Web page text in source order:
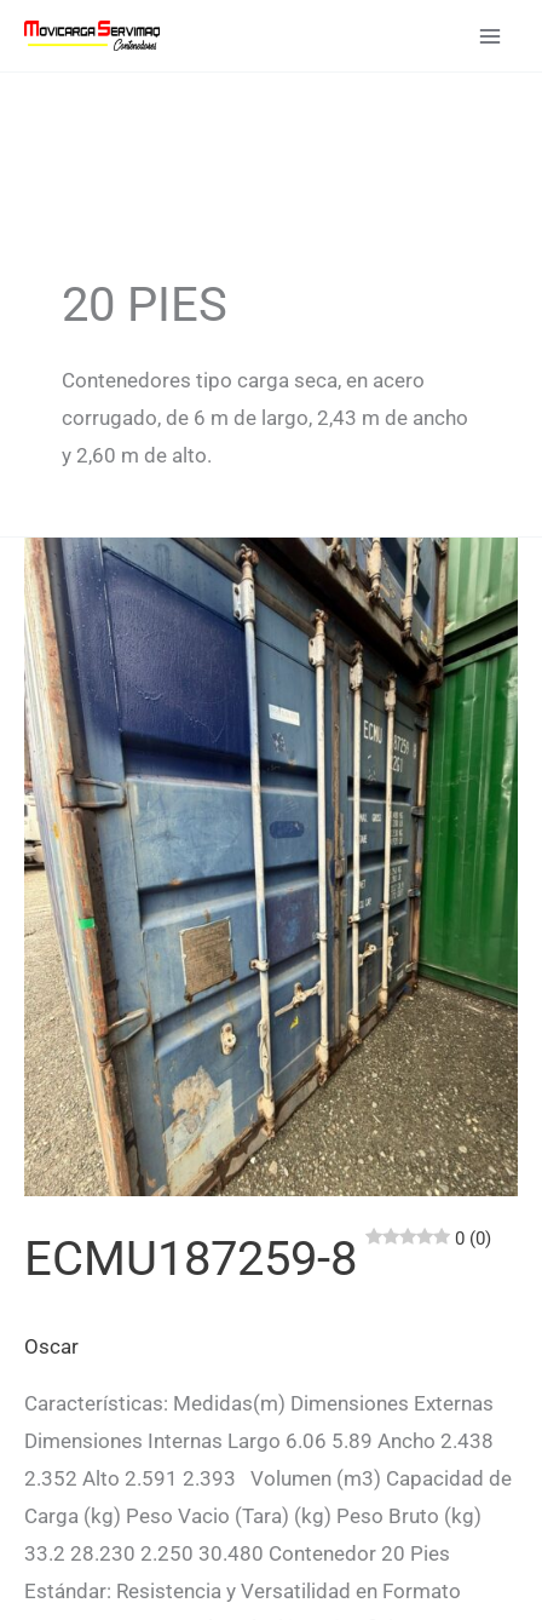
20 PIES
Contenedores tipo carga seca, en acero
corrugado, de 6 m de largo, 2,43 m de ancho
y 2,60 m de alto.
ECMU187259-8 0 (0)
Oscar
Características: Medidas(m) Dimensiones Externas
Dimensiones Internas Largo 6.06 5.89 Ancho 2.438
2.352 Alto 2.591 2.393 Volumen (m3) Capacidad de
Carga (kg) Peso Vacio (Tara) (kg) Peso Bruto (kg)
33.2 28.230 2.250 30.480 Contenedor 20 Pies
Estándar: Resistencia y Versatilidad en Formato